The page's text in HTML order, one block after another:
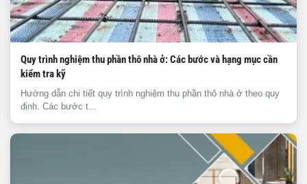
Quy trình nghiệm thu phần thô nhà ở: Các bước và hạng mục cần
kiểm tra kỹ
Hướng dẫn chi tiết quy trình nghiệm thu phần thô nhà ở theo quy
định. Các bước t...